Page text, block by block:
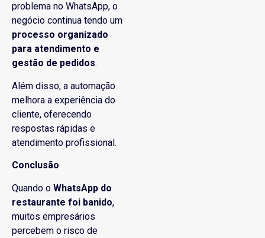
problema no WhatsApp, o
negócio continua tendo um
processo organizado
para atendimento e
gestão de pedidos.
Além disso, a automação
melhora a experiência do
cliente, oferecendo
respostas rápidas e
atendimento profissional.
Conclusão
Quando o WhatsApp do
restaurante foi banido,
muitos empresários
percebem o risco de